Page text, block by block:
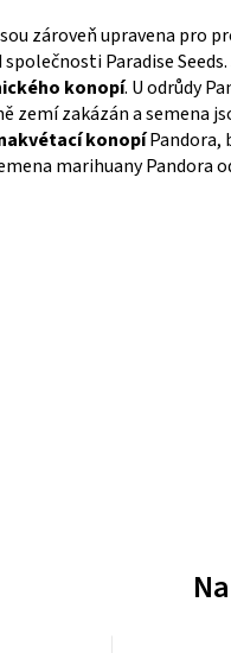
zároveň upravena pro
Paradise Seeds.
konopí. U odrůdy
zemí zakázán a semena
konopíPandora,
marihuany Pandora